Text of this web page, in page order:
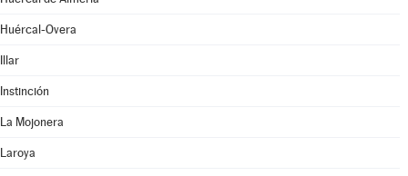
Huércal-Overa
Illar
Instinción
La Mojonera
Laroya